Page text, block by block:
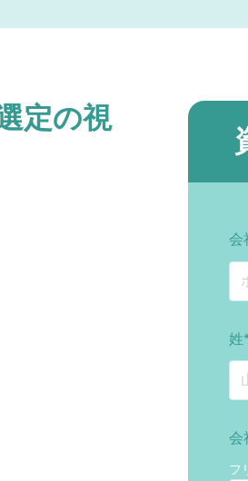
定の視
会
姓
会
フ